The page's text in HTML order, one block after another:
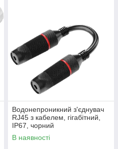
Водонепроникний з'єднувач
RJ45 з кабелем, гігабітний,
IP67, чорний
В наявності